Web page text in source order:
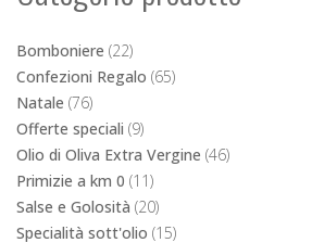
Confezioni Regalo
Natale (76)
Offerte speciali
Olio di Oliva Extra Vergine
Primizie a km 0 (11)
Salse e Golosità (20)
Specialità sott'olio (15)